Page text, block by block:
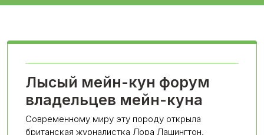
Лысый мейн-кун форум
владельцев мейн-куна
Современному миру эту породу открыла
британская журналистка Лора Лашингтон,